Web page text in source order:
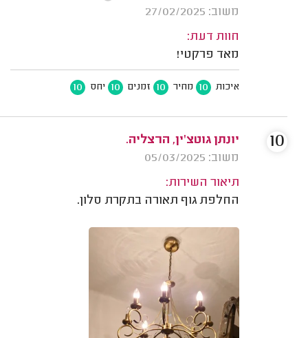
משוב: 27/02/2025
חוות דעת:
מאד פרקטי!
איכות 10 מחיר 10 זמנים 10 יחס 10
יונתן גוטצ'ין, הרצליה.
משוב: 05/03/2025
תיאור השירות:
החלפת גוף תאורה בתקרת סלון.
10